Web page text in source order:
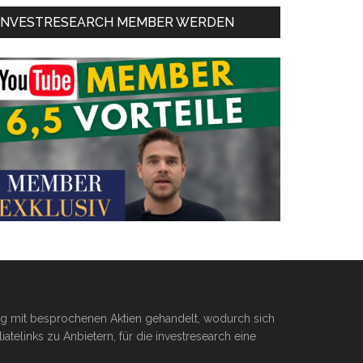
MEMBER WERDEN
mit besprochenen Aktien gehandelt, wodurch sich
zu Anbietern, für die investresearch eine